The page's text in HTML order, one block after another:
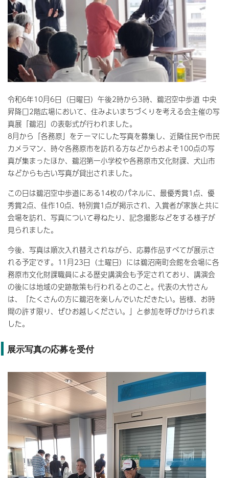
令和6年10月6日（日曜日）午後2時から3時、鵜沼空中歩道 中央
昇降口2階広場において、住みよいまちづくりを考える会主催の写
真展「鵜沼」の表彰式が行われました。
8月から「各務原」をテーマにした写真を募集し、近隣住民や市民
カメラマン、時々各務原市を訪れる方などからおよそ100点の写
真が集まったほか、鵜沼第一小学校や各務原市文化財課、犬山市
などからも古い写真が貸出されました。
この日は鵜沼空中歩道にある14枚のパネルに、最優秀賞1点、優
秀賞2点、佳作10点、特別賞1点が掲示され、入賞者が家族と共に
会場を訪れ、写真について尋ねたり、記念撮影などをする様子が
見られました。
今後、写真は順次入れ替えされながら、応募作品すべてが展示さ
れる予定です。11月23日（土曜日）には鵜沼南町会館を会場に各
務原市文化財課職員による歴史講演会も予定されており、講演会
の後には地域の史跡散策も行われるとのこと。代表の大竹さん
は、「たくさんの方に鵜沼を楽しんでいただきたい。皆様、お時
間の許す限り、ぜひお越しください。」と参加を呼びかけられま
した。
展示写真の応募を受付